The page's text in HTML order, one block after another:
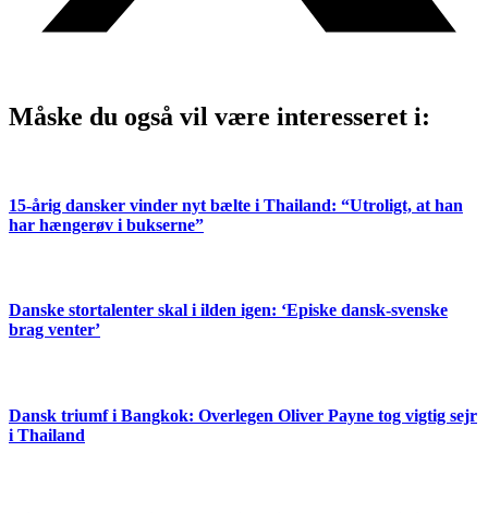
Måske du også vil være interesseret i:
15-årig dansker vinder nyt bælte i Thailand: “Utroligt, at han
har hængerøv i bukserne”
Danske stortalenter skal i ilden igen: ‘Episke dansk-svenske
brag venter’
Dansk triumf i Bangkok: Overlegen Oliver Payne tog vigtig sejr
i Thailand